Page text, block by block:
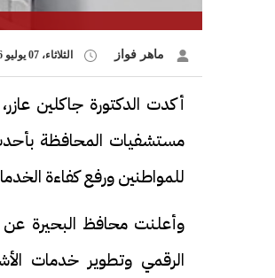
ماهر فواز الثلاثاء، 07 يوليو 2026 01:59 م
أكدت الدكتورة جاكلين
مستشفيات المحافظة
للمواطنين ورفع كفاءة
الرقمي وتطوير خدمات